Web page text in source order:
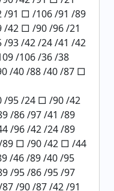
/91 □ /106 /91 /89
/42 □ /90 /96 /21
93 /42 /24 /41 /42
/106 /36 /38
/40 /88 /40 /87 □
/95 /24 □ /90 /42
/86 /97 /41 /89
/96 /42 /24 /89
89 □ /90 /42 □ /44
/46 /89 /40 /95
/95 /86 /95 /97
/90 /87 /42 /91